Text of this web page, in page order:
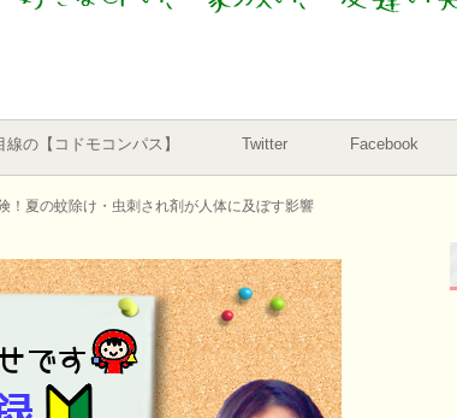
線の【コドモコンパス】 Twitter Facebook
！夏の蚊除け・虫刺され剤が人体に及ぼす影響